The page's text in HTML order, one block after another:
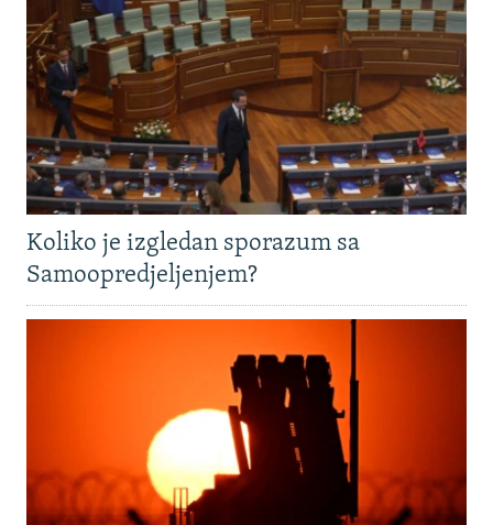
Koliko je izgledan sporazum sa
Samoopredjeljenjem?